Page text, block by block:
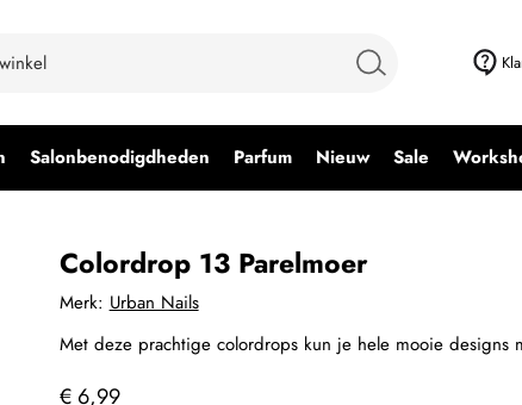
Salonbenodigdheden Parfum Nieuw Sale
Colordrop 13 Parelmoer
€ 6,99
Merk: Urban Nails
Met deze prachtige colordrops kun je hele mooie designs